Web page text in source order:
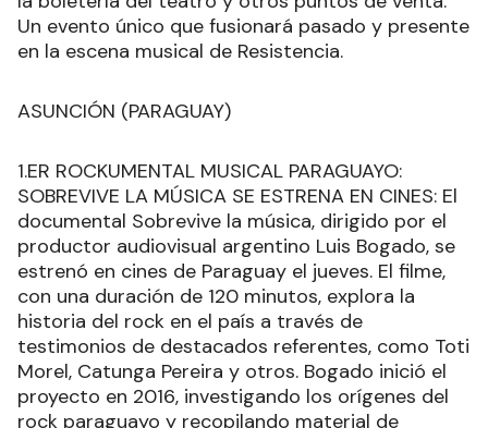
Un evento único que fusionará pasado y presente
en la escena musical de Resistencia.
ASUNCIÓN (PARAGUAY)
1.ER ROCKUMENTAL MUSICAL PARAGUAYO:
SOBREVIVE LA MÚSICA SE ESTRENA EN CINES: El
documental Sobrevive la música, dirigido por el
productor audiovisual argentino Luis Bogado, se
estrenó en cines de Paraguay el jueves. El filme,
con una duración de 120 minutos, explora la
historia del rock en el país a través de
testimonios de destacados referentes, como Toti
Morel, Catunga Pereira y otros. Bogado inició el
proyecto en 2016, investigando los orígenes del
rock paraguayo y recopilando material de